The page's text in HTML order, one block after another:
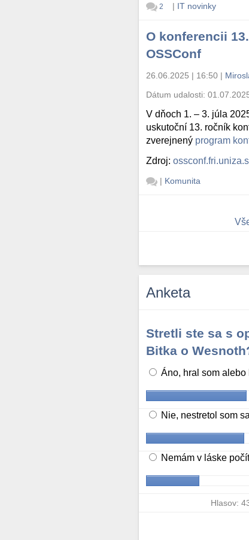
2 | IT novinky
O konferencii
OSSConf
26.06.2025 | 16:50 |
Dátum udalosti:
V dňoch 1. – 3. júla
uskutoční 13. ročník
zverejnený program
Zdroj:
| Komunita
Anketa
Stretli ste sa s
Bitka o
Áno, hral som alebo
Nie, nestretol som sa
Nemám v láske
Hlasov: